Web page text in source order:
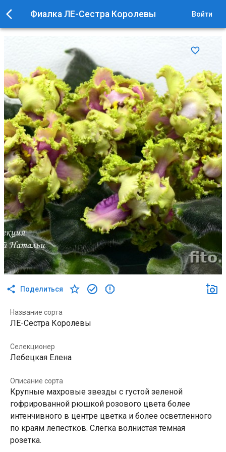
Фиалка ЛЕ-Сестра Королевы Войти
Поделиться
Название сорта
ЛЕ-Сестра Королевы
Селекционер
Лебецкая Елена
Описание сорта
Крупные махровые звезды с густой зеленой
гофрированной рюшкой розового цвета более
интенчивного в центре цветка и более осветленного
по краям лепестков. Слегка волнистая темная
розетка.